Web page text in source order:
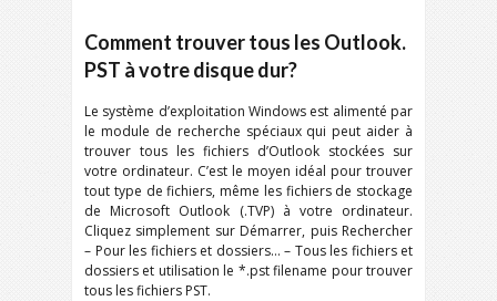
Comment trouver tous les Outlook.
PST à votre disque dur?
Le système d’exploitation Windows est alimenté par
le module de recherche spéciaux qui peut aider à
trouver tous les fichiers d’Outlook stockées sur
votre ordinateur. C’est le moyen idéal pour trouver
tout type de fichiers, même les fichiers de stockage
de Microsoft Outlook (.TVP) à votre ordinateur.
Cliquez simplement sur Démarrer, puis Rechercher
– Pour les fichiers et dossiers… – Tous les fichiers et
dossiers et utilisation le *.pst filename pour trouver
tous les fichiers PST.